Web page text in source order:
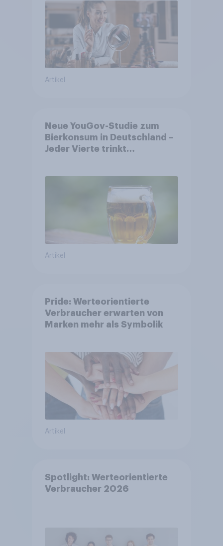
Artikel
Neue YouGov-Studie zum
Bierkonsum in Deutschland –
Jeder Vierte trinkt
wächst um über 23 Prozent
Artikel
Pride: Werteorientierte
Verbraucher erwarten von
Marken mehr als Symbolik
Artikel
Spotlight: Werteorientierte
Verbraucher 2026